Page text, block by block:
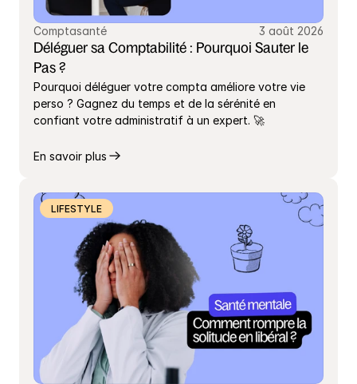
Comptasanté 3 août 2026
Déléguer sa Comptabilité : Pourquoi Sauter le
Pas ?
Pourquoi déléguer votre compta améliore votre vie
perso ? Gagnez du temps et de la sérénité en
confiant votre administratif à un expert. 🚀
En savoir plus
LIFESTYLE